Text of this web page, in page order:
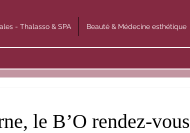
- Thalasso & SPA Beauté & Médecine esthétique
le B’O rendez-vous